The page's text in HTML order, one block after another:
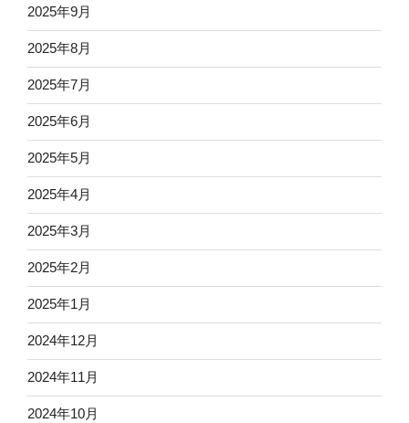
2025年9月
2025年8月
2025年7月
2025年6月
2025年5月
2025年4月
2025年3月
2025年2月
2025年1月
2024年12月
2024年11月
2024年10月